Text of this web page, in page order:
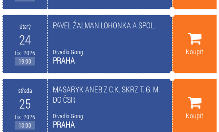
úterý
24
Lis. 2026
19:00
PAVEL ŽALMAN LOHONKA A SPOL.
Divadlo Gong
PRAHA
Koupit
středa
25
Lis. 2026
10:00
MASARYK ANEB Z C.K. SKRZ T. G. M.
DO ČSR
Divadlo Gong
PRAHA
Koupit